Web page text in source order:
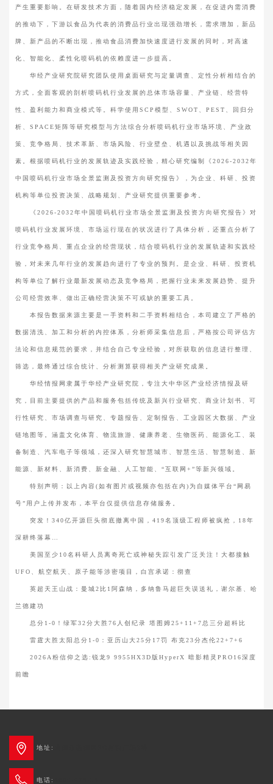
产生重要影响。在研发技术方面，随着国内经济稳定发展，在促进内需消费
的推动下，下游以食品为代表的消费品行业出现强劲增长，需求增加，新品
牌、新产品的不断出现，推动食品消费加快速度进行发展的同时，对高速
化、智能化、柔性化喷码机的依赖度进一步提高。
华经产业研究院研究团队使用桌面研究与定量调查、定性分析相结合的
方式，全面客观的剖析喷码机行业发展的总体市场容量、产业链、经营特
性、盈利能力和商业模式等。科学使用SCP模型、SWOT、PEST、回归分
析、SPACE矩阵等研究模型与方法综合分析喷码机行业市场环境、产业政
策、竞争格局、技术革新、市场风险、行业壁垒、机遇以及挑战等相关因
素。根据喷码机行业的发展轨迹及实践经验，精心研究编制《2026-2032年
中国喷码机行业市场全景监测及投资方向研究报告》，为企业、科研、投资
机构等单位投资决策、战略规划、产业研究提供重要参考。
《2026-2032年中国喷码机行业市场全景监测及投资方向研究报告》对
喷码机行业发展环境、市场运行现在的状况进行了具体分析，还重点分析了
行业竞争格局、重点企业的经营现状，结合喷码机行业的发展轨迹和实践经
验，对未来几年行业的发展趋向进行了专业的预判。是企业、科研、投资机
构等单位了解行业最新发展动态及竞争格局，把握行业未来发展趋势、提升
公司经营效率、做出正确经营决策不可或缺的重要工具。
本报告数据来源主要是一手资料和二手资料相结合，本司建立了严格的
数据清洗、加工和分析的内控体系，分析师采集信息后，严格按公司评估方
法论和信息规范的要求，并结合自己专业经验，对所获取的信息进行整理、
筛选，最终通过综合统计、分析测算获得相关产业研究成果。
华经情报网隶属于华经产业研究院，专注大中华区产业经济情报及研
究，目前主要提供的产品和服务包括传统及新兴行业研究、商业计划书、可
行性研究、市场调查与研究、专题报告、定制报告、工业园区大数据、产业
链地图等。涵盖文化体育、物流旅游、健康养老、生物医药、能源化工、装
备制造、汽车电子等领域，还深入研究智慧城市、智慧生活、智慧制造、新
能源、新材料、新消费、新金融、人工智能、“互联网+”等新兴领域。
特别声明：以上内容(如有图片或视频亦包括在内)为自媒体平台“网易
号”用户上传并发布，本平台仅提供信息存储服务。
突发！340亿开源巨头彻底撤离中国，419名顶级工程师被疯抢，18年
深耕终落幕…
美国至少10名科研人员离奇死亡或神秘失踪引发广泛关注！大都接触
UFO、航空航天、原子能等涉密项目，白宫承诺：彻查
英超天王山战：曼城2比1阿森纳，多纳鲁马超巨失误送礼，谢尔基、哈
兰德建功
总分1-0！绿军32分大胜76人创纪录 塔图姆25+11+7总三分超科比
雷霆大胜太阳总分1-0：亚历山大25分17罚 布克23分杰伦22+7+6
2026A粉信仰之选:锐龙9 9955HX3D版HyperX 暗影精灵PRO16深度
前瞻
地址:
电话: